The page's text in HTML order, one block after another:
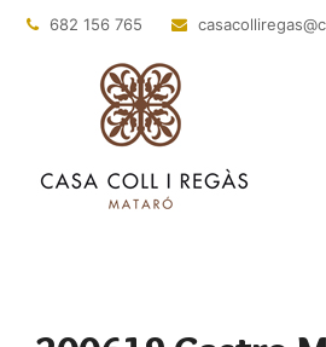
682 156 765 casacolliregas